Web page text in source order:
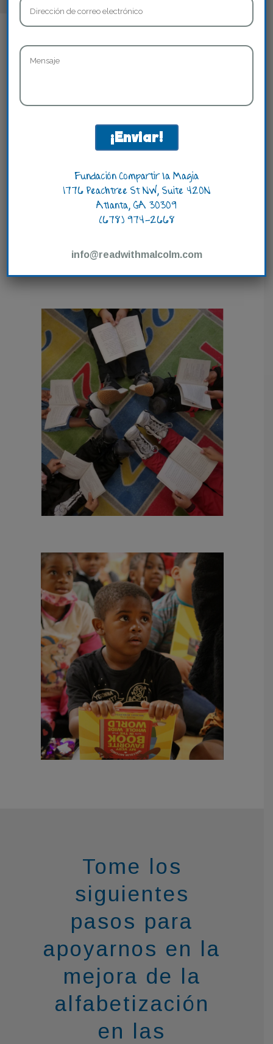
Tome los
siguientes
pasos para
apoyarnos en la
mejora de la
alfabetización
en las
Fundación Compartir la Magia
1776 Peachtree St NW, Suite 420N
Atlanta, GA 30309
(678) 974-2668
info@readwithmalcolm.com